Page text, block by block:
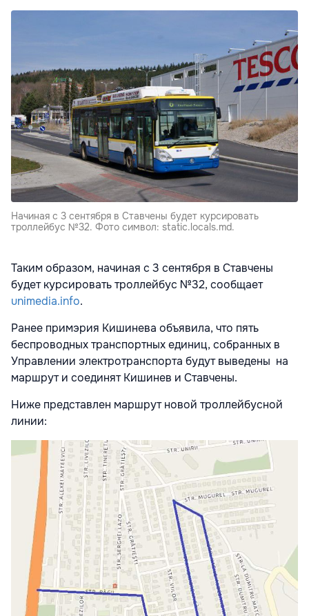
Начиная с 3 сентября в Ставчены будет курсировать
троллейбус №32. Фото символ: static.locals.md.
Таким образом, начиная с 3 сентября в Ставчены
будет курсировать троллейбус №32, сообщает
unimedia.info.
Ранее примэрия Кишинева объявила, что пять
беспроводных транспортных единиц, собранных в
Управлении электротранспорта будут выведены на
маршрут и соединят Кишинев и Ставчены.
Ниже представлен маршрут новой троллейбусной
линии: